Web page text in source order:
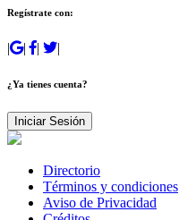
Regístrate con:
| | | |
¿Ya tienes cuenta?
Iniciar Sesión
Directorio
Términos y condiciones
Aviso de Privacidad